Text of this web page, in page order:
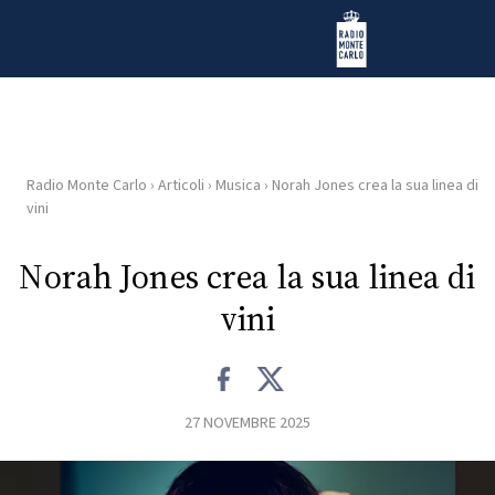
Radio Monte Carlo
HOME
RADIO
Radio Monte Carlo › Articoli › Musica › Norah Jones crea la sua linea di
vini
Norah Jones crea la sua linea di
vini
27 NOVEMBRE 2025